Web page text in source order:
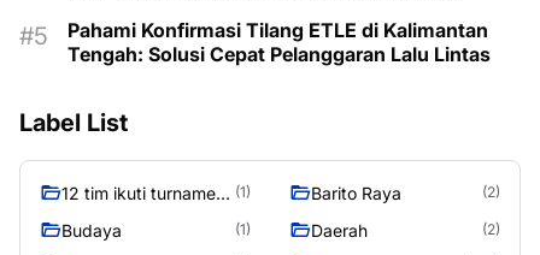
Pahami Konfirmasi Tilang ETLE di Kalimantan
Tengah: Solusi Cepat Pelanggaran Lalu Lintas
Label List
12 tim ikuti turnamen
Raya
(1) Barito Raya (2)
Budaya (1) Daerah (2)